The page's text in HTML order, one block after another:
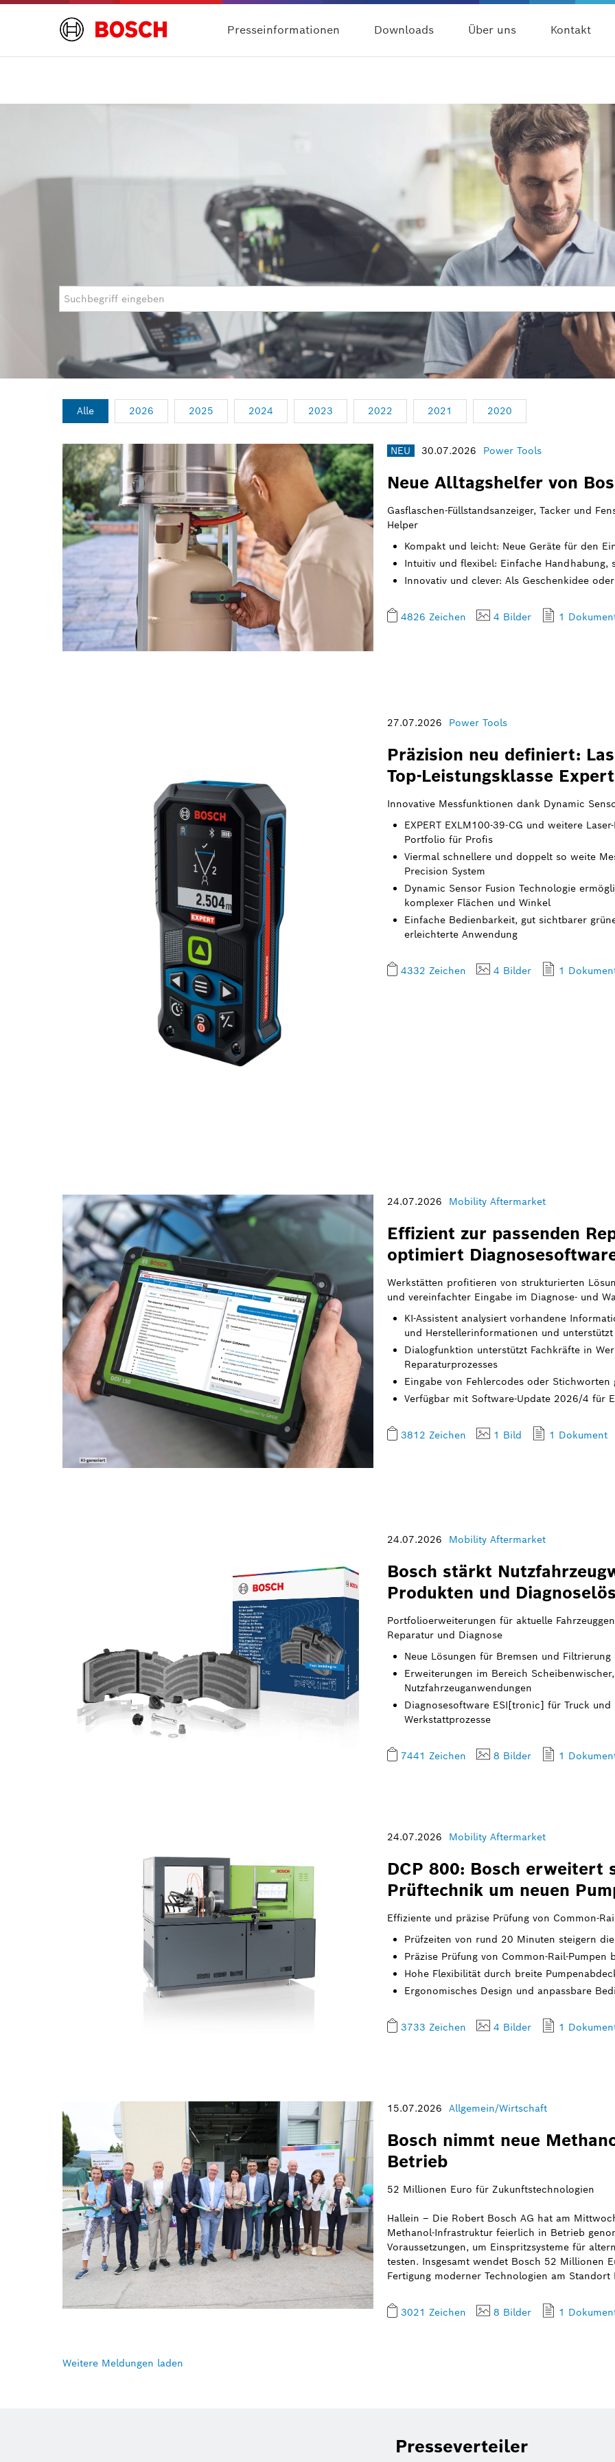
Presseinformationen Downloads Über uns Kontakt
Alle 2026 2025 2024 2023 2022 2021 2020
NEU 30.07.2026 Power Tools
Neue Alltagshelfer von
Gasflaschen-Füllstandsanzeiger, Tacker und
Helper
Kompakt und leicht: Neue Geräte für den
Intuitiv und flexibel: Einfache Handhabung,
Innovativ und clever: Als Geschenkidee
4826 Zeichen 4 Bilder 1
27.07.2026 Power Tools
Präzision neu definiert:
Top-Leistungsklasse
Innovative Messfunktionen dank Dynamic
EXPERT EXLM100-39-CG und weitere
Portfolio für Profis
Viermal schnellere und doppelt so weite
Precision System
Dynamic Sensor Fusion Technologie
komplexer Flächen und Winkel
Einfache Bedienbarkeit, gut sichtbarer
erleichterte Anwendung
4332 Zeichen 4 Bilder 1
24.07.2026 Mobility Aftermarket
Effizient zur passenden
optimiert
Werkstätten profitieren von strukturierten
und vereinfachter Eingabe im Diagnose- und
KI-Assistent analysiert vorhandene
und Herstellerinformationen und
Dialogfunktion unterstützt Fachkräfte in
Reparaturprozesses
Eingabe von Fehlercodes oder
Verfügbar mit Software-Update 2026/4 für
3812 Zeichen 1 Bild 1 Dokument
24.07.2026 Mobility Aftermarket
Bosch stärkt
Produkten und
Portfolioerweiterungen für aktuelle
Reparatur und Diagnose
Neue Lösungen für Bremsen und Filtrierung
Erweiterungen im Bereich
Nutzfahrzeuganwendungen
Diagnosesoftware ESI[tronic] für Truck
Werkstattprozesse
7441 Zeichen 8 Bilder 1
24.07.2026 Mobility Aftermarket
DCP 800: Bosch erweitert
Prüftechnik um neuen
Effiziente und präzise Prüfung von Common-
Prüfzeiten von rund 20 Minuten steigern
Präzise Prüfung von Common-Rail-Pumpen
Hohe Flexibilität durch breite
Ergonomisches Design und anpassbare
3733 Zeichen 4 Bilder 1
15.07.2026 Allgemein/Wirtschaft
Bosch nimmt neue
Betrieb
52 Millionen Euro für Zukunftstechnologien
Hallein – Die Robert Bosch AG hat am
Methanol-Infrastruktur feierlich in Betrieb
Voraussetzungen, um Einspritzsysteme für
testen. Insgesamt wendet Bosch 52 Millionen
Fertigung moderner Technologien am Standort
3021 Zeichen 8 Bilder 1
Weitere Meldungen laden
Presseverteiler